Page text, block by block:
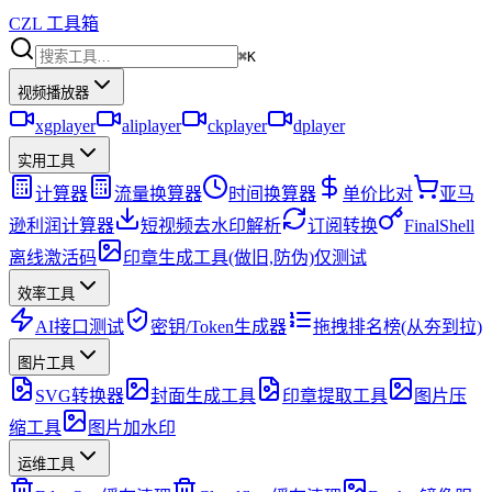
CZL 工具箱
⌘K
视频播放器
xgplayer aliplayer ckplayer dplayer
实用工具
计算器 流量换算器 时间换算器 单价比对
亚马
逊利润计算器
短视频去水印解析 订阅转换
FinalShell
离线激活码
印章生成工具(做旧,防伪)仅测试
效率工具
AI接口测试 密钥/Token生成器 拖拽排名榜(从夯到拉)
图片工具
SVG转换器 封面生成工具 印章提取工具
图片压
缩工具
图片加水印
运维工具